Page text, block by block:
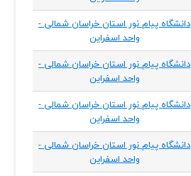
دانشگاه پیام نور استان خراسان شمالی -
واحد اسفراین
دانشگاه پیام نور استان خراسان شمالی -
واحد اسفراین
دانشگاه پیام نور استان خراسان شمالی -
واحد اسفراین
دانشگاه پیام نور استان خراسان شمالی -
واحد اسفراین